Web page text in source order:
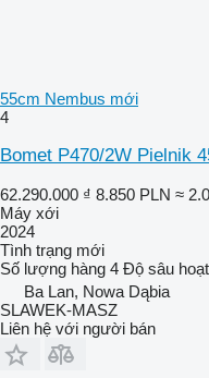
55cm Nembus mới
4
Bomet P470/2W Pielnik
62.290.000 ₫ 8.850 PLN ≈
Máy xới
2024
Tình trạng mới
Số lượng hàng 4 Độ sâu
Ba Lan, Nowa Dąbia
SLAWEK-MASZ
Liên hệ với người bán